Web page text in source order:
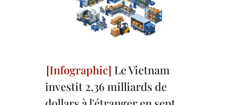
Le Vietnam
investit 2,36 milliards de